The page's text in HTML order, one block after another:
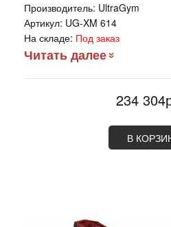
Производитель: UltraGym
Артикул: UG-XM 614
На складе: Под заказ
Читать далее
234
В